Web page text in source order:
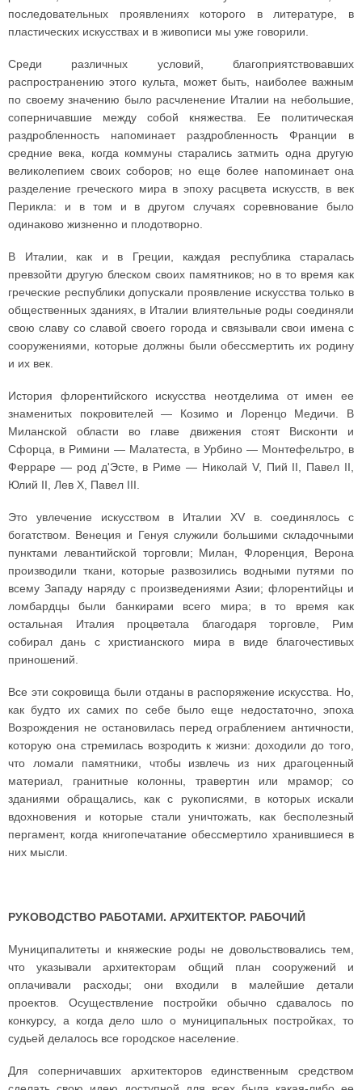
последовательных проявлениях которого в литературе, в
пластических искусствах и в живописи мы уже говорили.
Среди различных условий, благоприятствовавших
распространению этого культа, может быть, наиболее важным
по своему значению было расчленение Италии на небольшие,
соперничавшие между собой княжества. Ее политическая
раздробленность напоминает раздробленность Франции в
средние века, когда коммуны старались затмить одна другую
великолепием своих соборов; но еще более напоминает она
разделение греческого мира в эпоху расцвета искусств, в век
Перикла: и в том и в другом случаях соревнование было
одинаково жизненно и плодотворно.
В Италии, как и в Греции, каждая республика старалась
превзойти другую блеском своих памятников; но в то время как
греческие республики допускали проявление искусства только в
общественных зданиях, в Италии влиятельные роды соединяли
свою славу со славой своего города и связывали свои имена с
сооружениями, которые должны были обессмертить их родину
и их век.
История флорентийского искусства неотделима от имен ее
знаменитых покровителей — Козимо и Лоренцо Медичи. В
Миланской области во главе движения стоят Висконти и
Сфорца, в Римини — Малатеста, в Урбино — Монтефельтро, в
Ферраре — род д'Эсте, в Риме — Николай V, Пий II, Павел II,
Юлий II, Лев X, Павел III.
Это увлечение искусством в Италии XV в. соединялось с
богатством. Венеция и Генуя служили большими складочными
пунктами левантийской торговли; Милан, Флоренция, Верона
производили ткани, которые развозились водными путями по
всему Западу наряду с произведениями Азии; флорентийцы и
ломбардцы были банкирами всего мира; в то время как
остальная Италия процветала благодаря торговле, Рим
собирал дань с христианского мира в виде благочестивых
приношений.
Все эти сокровища были отданы в распоряжение искусства. Но,
как будто их самих по себе было еще недостаточно, эпоха
Возрождения не остановилась перед ограблением античности,
которую она стремилась возродить к жизни: доходили до того,
что ломали памятники, чтобы извлечь из них драгоценный
материал, гранитные колонны, травертин или мрамор; со
зданиями обращались, как с рукописями, в которых искали
вдохновения и которые стали уничтожать, как бесполезный
пергамент, когда книгопечатание обессмертило хранившиеся в
них мысли.
РУКОВОДСТВО РАБОТАМИ. АРХИТЕКТОР. РАБОЧИЙ
Муниципалитеты и княжеские роды не довольствовались тем,
что указывали архитекторам общий план сооружений и
оплачивали расходы; они входили в малейшие детали
проектов. Осуществление постройки обычно сдавалось по
конкурсу, а когда дело шло о муниципальных постройках, то
судьей делалось все городское население.
Для соперничавших архитекторов единственным средством